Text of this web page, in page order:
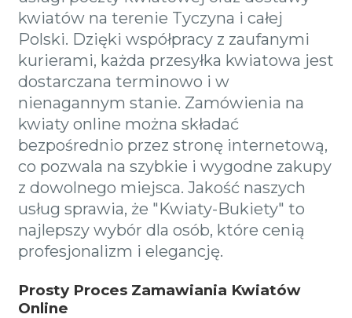
kwiatów na terenie Tyczyna i całej
Polski. Dzięki współpracy z zaufanymi
kurierami, każda przesyłka kwiatowa jest
dostarczana terminowo i w
nienagannym stanie. Zamówienia na
kwiaty online można składać
bezpośrednio przez stronę internetową,
co pozwala na szybkie i wygodne zakupy
z dowolnego miejsca. Jakość naszych
usług sprawia, że "Kwiaty-Bukiety" to
najlepszy wybór dla osób, które cenią
profesjonalizm i elegancję.
Prosty Proces Zamawiania Kwiatów
Online